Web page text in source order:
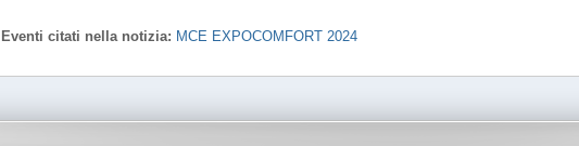
Eventi citati nella notizia: MCE EXPOCOMFORT 2024